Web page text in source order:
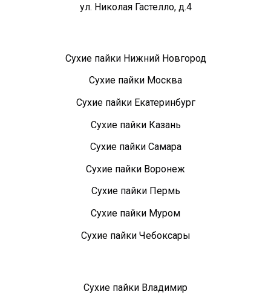
ул. Николая Гастелло, д.4
Сухие пайки Нижний Новгород
Сухие пайки Москва
Сухие пайки Екатеринбург
Сухие пайки Казань
Сухие пайки Самара
Сухие пайки Воронеж
Сухие пайки Пермь
Сухие пайки Муром
Сухие пайки Чебоксары
Сухие пайки Владимир